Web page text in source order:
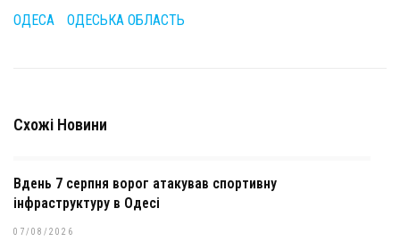
ОДЕСА ОДЕСЬКА ОБЛАСТЬ
Схожі Новини
Вдень 7 серпня ворог атакував спортивну
інфраструктуру в Одесі
07/08/2026